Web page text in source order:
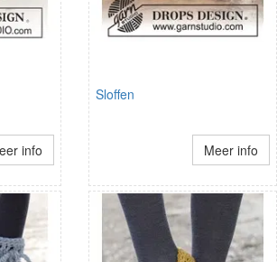
info
Sloffen
Meer info